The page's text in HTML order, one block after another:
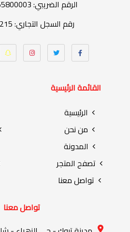
الرقم الضريبي: 310329655800003
رقم السجل التجاري: 3550038215
القائمة الرئيسية
الرئيسية
من نحن
المدونة
تصفح المتجر
تواصل معنا
تواصل معنا